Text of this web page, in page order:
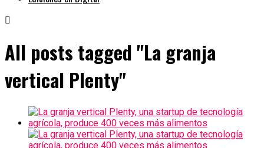
All posts tagged "La granja
vertical Plenty"